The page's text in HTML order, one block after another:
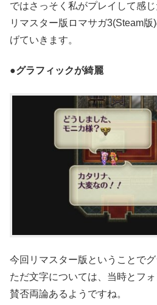
ではさっそく私がプレイして感じ
リマスター版ロマサガ3(Steam
げていきます。
●グラフィックが綺麗
今回リマスター版ということでグ
ただ文字については、当時とフ
賛否両論あるようですね。